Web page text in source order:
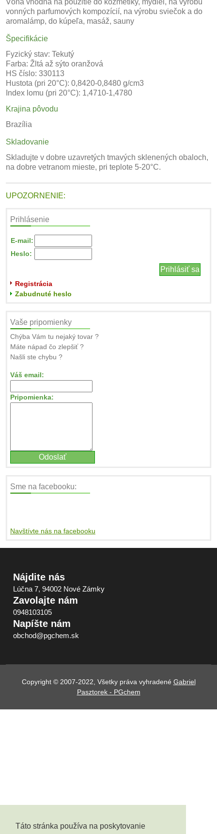
Táto stránka používa na poskytovanie
Vôňa vhodná na použitie do kozmetiky, mydiel, na výrobu
vonných parfumových kompozícií, na výrobu sviečok a do
aromalámp, do kúpeľa, masáž, sauny
Špecifikácie
Fyzický stav: Tekutý
Farba: Žltá až sýto oranžová
HS číslo: 330113
Hustota (pri 20°C): 0,8420-0,8480 g/cm3
Index lomu (pri 20°C): 1,4710-1,4780
Krajina pôvodu
Brazília
Skladovanie
Skladujte v dobre uzavretých tmavých sklenených obaloch,
na dobre vetranom mieste, pri teplote 5-20°C.
UPOZORNENIE:
Prihlásenie
E-mail:
Heslo:
Registrácia
Zabudnuté heslo
Vaše pripomienky
Chýba Vám tu nejaký tovar ?
Máte nápad čo zlepšiť ?
Našli ste chybu ?
Váš email:
Pripomienka:
Sme na facebooku:
Navštívte nás na facebooku
Nájdite nás
Lúčna 7, 94002 Nové Zámky
Zavolajte nám
0948103105
Napíšte nám
obchod@pgchem.sk
Copyright © 2007-2022, Všetky práva vyhradené Gabriel
Pasztorek - PGchem